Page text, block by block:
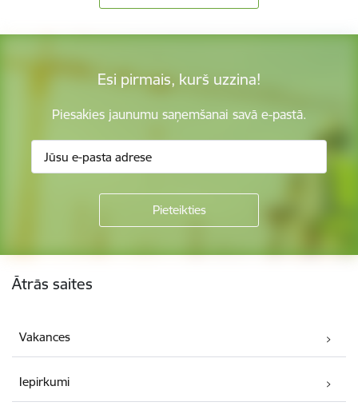
Esi pirmais, kurš uzzina!
Piesakies jaunumu saņemšanai savā e-pastā.
Ātrās saites
Vakances
Iepirkumi